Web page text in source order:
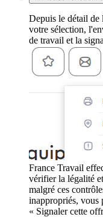
Depuis le détail
votre sélection,
de travail et la
France Travail
vérifier la légalité
malgré ces
inappropriés, vous
« Signaler cette